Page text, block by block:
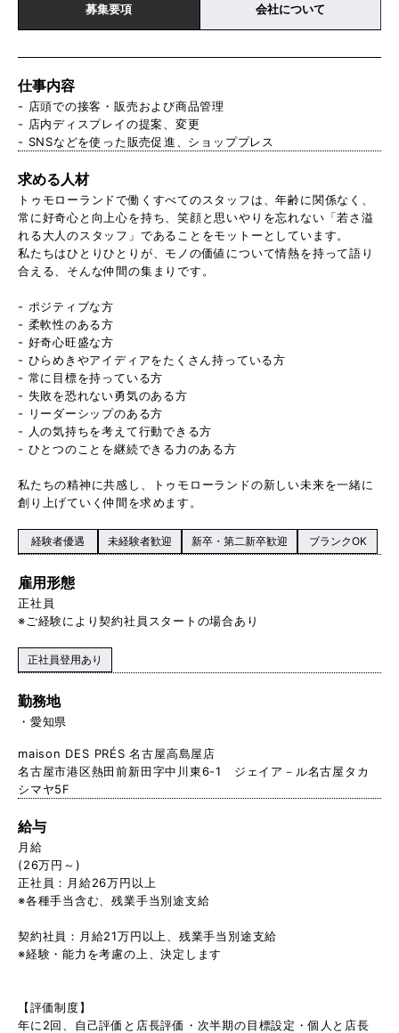
募集要項 会社について
仕事内容
- 店頭での接客・販売および商品管理
- 店内ディスプレイの提案、変更
- SNSなどを使った販売促進、ショッププレス
求める人材
トゥモローランドで働くすべてのスタッフは、年齢に関係なく、
常に好奇心と向上心を持ち、笑顔と思いやりを忘れない「若さ溢
れる大人のスタッフ」であることをモットーとしています。
私たちはひとりひとりが、モノの価値について情熱を持って語り
合える、そんな仲間の集まりです。
- ポジティブな方
- 柔軟性のある方
- 好奇心旺盛な方
- ひらめきやアイディアをたくさん持っている方
- 常に目標を持っている方
- 失敗を恐れない勇気のある方
- リーダーシップのある方
- 人の気持ちを考えて行動できる方
- ひとつのことを継続できる力のある方
私たちの精神に共感し、トゥモローランドの新しい未来を一緒に
創り上げていく仲間を求めます。
経験者優遇 未経験者歓迎 新卒・第二新卒歓迎 ブランクOK
雇用形態
正社員
※ご経験により契約社員スタートの場合あり
正社員登用あり
勤務地
愛知県
maison DES PRÉS 名古屋高島屋店
名古屋市港区熱田前新田字中川東6-1 ジェイア－ル名古屋タカ
シマヤ5F
給与
月給
(26万円～)
正社員：月給26万円以上
※各種手当含む、残業手当別途支給
契約社員：月給21万円以上、残 業手当別途支給
※経験・能力を考慮の上、決定します
【評価制度】
年に2回、自己評価と店長評価・次半期の目標設定・個人と店長